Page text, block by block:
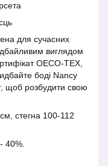
для сучасних
дбайливим виглядом
OECO-TEX,
боді Nancy
щоб розбудити свою
стегна 100-112
40%.